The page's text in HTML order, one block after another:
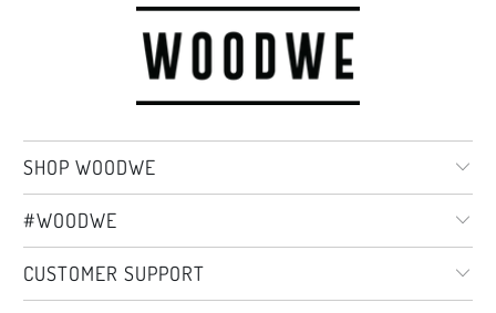
SHOP WOODWE
#WOODWE
CUSTOMER SUPPORT